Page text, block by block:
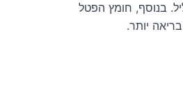
בנוסף, חומץ הפטל
יותר.